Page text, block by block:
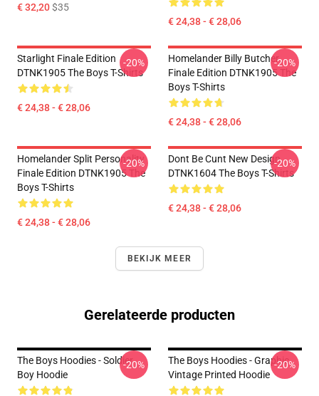
€ 32,20$35
€ 24,38 - € 28,06
Starlight Finale Edition
DTNK1905 The Boys T-Shirts
€ 24,38 - € 28,06
-20%
Homelander Billy Butcher
Finale Edition DTNK1905 The
Boys T-Shirts
€ 24,38 - € 28,06
-20%
Homelander Split Personality
Finale Edition DTNK1905 The
Boys T-Shirts
€ 24,38 - € 28,06
-20%
Dont Be Cunt New Design
DTNK1604 The Boys T-Shirts
€ 24,38 - € 28,06
-20%
BEKIJK MEER
Gerelateerde producten
The Boys Hoodies - Soldier
Boy Hoodie
-20%
The Boys Hoodies - Graphic
Vintage Printed Hoodie
-20%